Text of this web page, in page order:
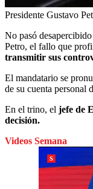
Presidente Gustavo
No pasó
Petro, el fallo que
transmitir sus
El mandatario se
de su cuenta personal
En el trino, el jefe de
decisión.
Videos Semana